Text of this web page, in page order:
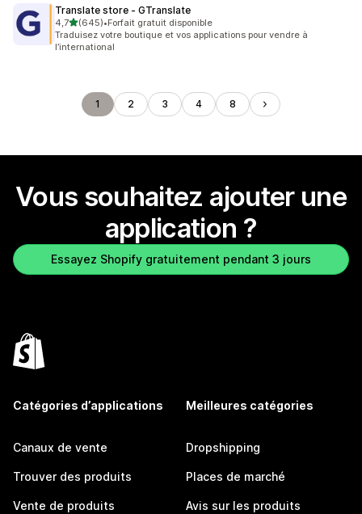
Translate store ‑ GTranslate
4,7étoile(s) sur 5
(645)
645 avis au total
•Forfait gratuit disponible
Traduisez votre boutique et vos applications pour vendre à
l’international
1 2 3 4 8
Vous souhaitez ajouter une
application ?
Essayez Shopify gratuitement pendant 3 jours
Catégories d’applications
Canaux de vente
Trouver des produits
Vente de produits
Meilleures catégories
Dropshipping
Places de marché
Avis sur les produits